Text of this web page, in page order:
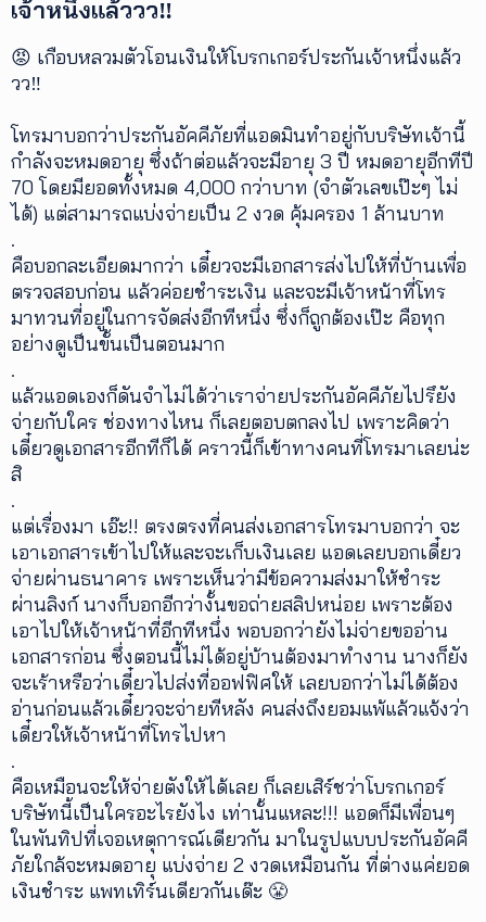
บริการ
โหลด
แอปฯ
เจ้าหนึ่งแล้ววว‼️
😡 เกือบหลวมตัวโอนเงินให้โบรกเกอร์ประกันเจ้าหนึ่งแล้ว
วว‼️
โทรมาบอกว่าประกันอัคคีภัยที่แอดมินทำอยู่กับบริษัทเจ้านี้
กำลังจะหมดอายุ ซึ่งถ้าต่อแล้วจะมีอายุ 3 ปี หมดอายุอีกทีปี
70 โดยมียอดทั้งหมด 4,000 กว่าบาท (จำตัวเลขเป๊ะๆ ไม่
ได้) แต่สามารถแบ่งจ่ายเป็น 2 งวด คุ้มครอง 1 ล้านบาท
.
คือบอกละเอียดมากว่า เดี๋ยวจะมีเอกสารส่งไปให้ที่บ้านเพื่อ
ตรวจสอบก่อน แล้วค่อยชำระเงิน และจะมีเจ้าหน้าที่โทร
มาทวนที่อยู่ในการจัดส่งอีกทีหนึ่ง ซึ่งก็ถูกต้องเป๊ะ คือทุก
อย่างดูเป็นขั้นเป็นตอนมาก
.
แล้วแอดเองก็ดันจำไม่ได้ว่าเราจ่ายประกันอัคคีภัยไปรึยัง
จ่ายกับใคร ช่องทางไหน ก็เลยตอบตกลงไป เพราะคิดว่า
เดี๋ยวดูเอกสารอีกทีก็ได้ คราวนี้ก็เข้าทางคนที่โทรมาเลยน่ะ
สิ
.
แต่เรื่องมา เอ๊ะ!! ตรงตรงที่คนส่งเอกสารโทรมาบอกว่า จะ
เอาเอกสารเข้าไปให้และจะเก็บเงินเลย แอดเลยบอกเดี๋ยว
จ่ายผ่านธนาคาร เพราะเห็นว่ามีข้อความส่งมาให้ชำระ
ผ่านลิงก์ นางก็บอกอีกว่างั้นขอถ่ายสลิปหน่อย เพราะต้อง
เอาไปให้เจ้าหน้าที่อีกทีหนึ่ง พอบอกว่ายังไม่จ่ายขออ่าน
เอกสารก่อน ซึ่งตอนนี้ไม่ได้อยู่บ้านต้องมาทำงาน นางก็ยัง
จะเร้าหรือว่าเดี๋ยวไปส่งที่ออฟฟิศให้ เลยบอกว่าไม่ได้ต้อง
อ่านก่อนแล้วเดี๋ยวจะจ่ายทีหลัง คนส่งถึงยอมแพ้แล้วแจ้งว่า
เดี๋ยวให้เจ้าหน้าที่โทรไปหา
.
คือเหมือนจะให้จ่ายตังให้ได้เลย ก็เลยเสิร์ชว่าโบรกเกอร์
บริษัทนี้เป็นใครอะไรยังไง เท่านั้นแหละ!!! แอดก็มีเพื่อนๆ
ในพันทิปที่เจอเหตุการณ์เดียวกัน มาในรูปแบบประกันอัคคี
ภัยใกล้จะหมดอายุ แบ่งจ่าย 2 งวดเหมือนกัน ที่ต่างแค่ยอด
เงินชำระ แพทเทิร์นเดียวกันเด๊ะ 😤